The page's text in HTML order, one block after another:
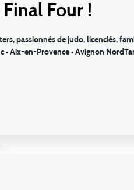
Four !
passionnés de judo, licenciés,
Aix-en-Provence • Avignon